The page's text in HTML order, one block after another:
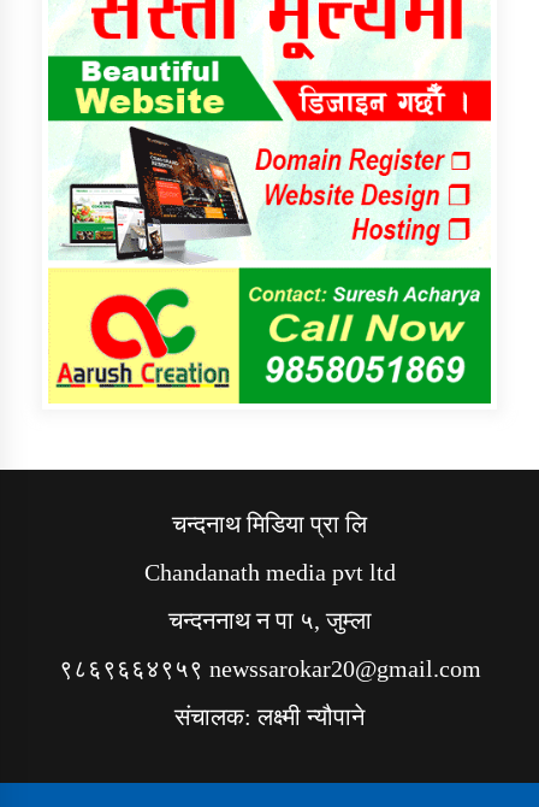
चन्दनाथ मिडिया प्रा लि
Chandanath media pvt ltd
चन्दननाथ न पा ५, जुम्ला
९८६९६६४९५९ newssarokar20@gmail.com
संचालक: लक्ष्मी न्यौपाने